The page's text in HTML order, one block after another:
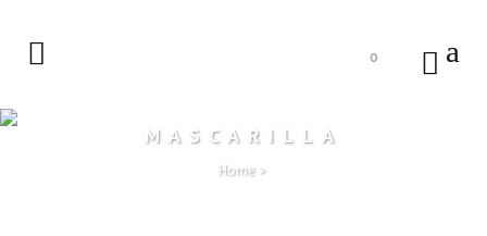
0
MASCARILLA
Home>